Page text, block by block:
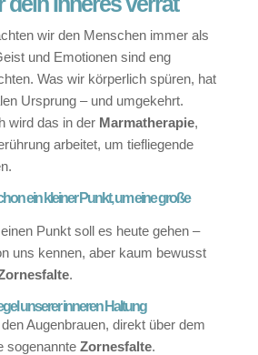
wir den Menschen immer als
und Emotionen sind eng
Was wir körperlich spüren, hat
Ursprung – und umgekehrt.
wird das in der Marmatherapie,
arbeitet, um tiefliegende
ein kleiner Punkt, um eine große
Punkt soll es heute gehen –
uns kennen, aber kaum bewusst
.
unserer inneren Haltung
Augenbrauen, direkt über dem
sogenannte Zornesfalte.